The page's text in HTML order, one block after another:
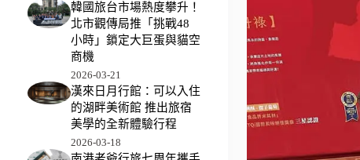
韓國旅台市場熱度攀升！
北市觀傳局推「挑戰48
小時」鎖定大巨蛋與貓空
商機
2026-03-21
漢來日月行館：可以入住
的湖畔美術館 推出旅宿
美學的全新體驗行程
2026-03-18